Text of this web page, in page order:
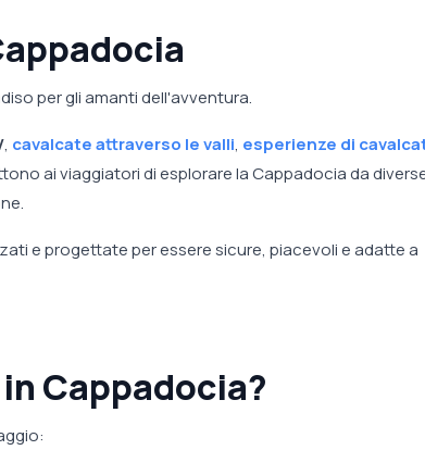
per gli amanti dell'avventura.
, cavalcate attraverso le valli, esperienze di
ai viaggiatori di esplorare la Cappadocia da
e progettate per essere sicure, piacevoli e adatte a
Cappadocia?